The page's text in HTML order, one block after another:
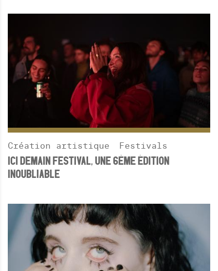
Création artistique Festivals
ICI DEMAIN FESTIVAL, UNE 6ÈME ÉDITION
INOUBLIABLE